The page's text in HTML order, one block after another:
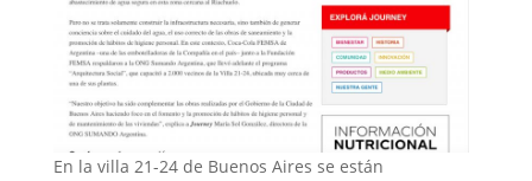
En la villa 21-24 de Buenos Aires se están